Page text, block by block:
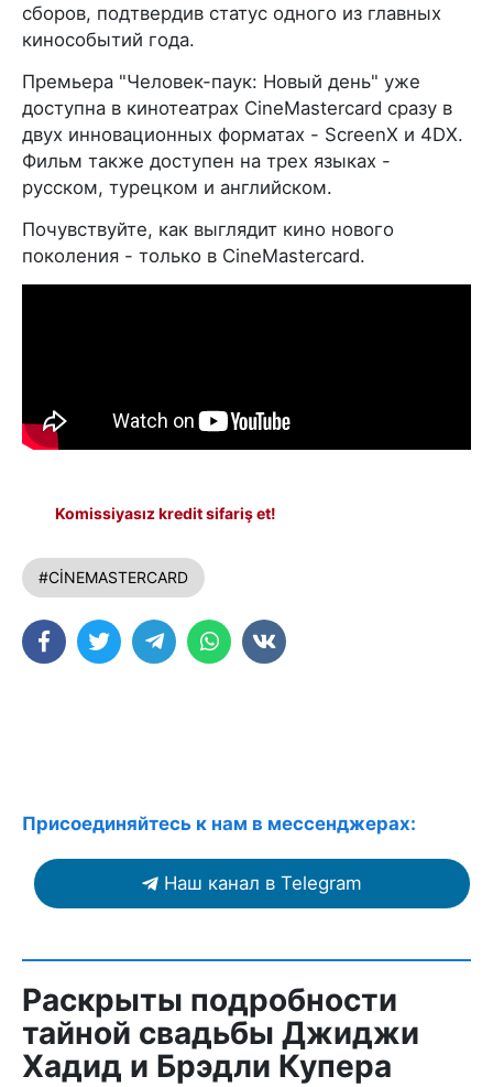
сборов, подтвердив статус одного из главных
кинособытий года.
Премьера "Человек-паук: Новый день" уже
доступна в кинотеатрах CineMastercard сразу в
двух инновационных форматах - ScreenX и 4DX.
Фильм также доступен на трех языках -
русском, турецком и английском.
Почувствуйте, как выглядит кино нового
поколения - только в CineMastercard.
Komissiyasız kredit sifariş et!
#CİNEMASTERCARD
Присоединяйтесь к нам в мессенджерах:
Наш канал в Telegram
Раскрыты подробности
тайной свадьбы Джиджи
Хадид и Брэдли Купера